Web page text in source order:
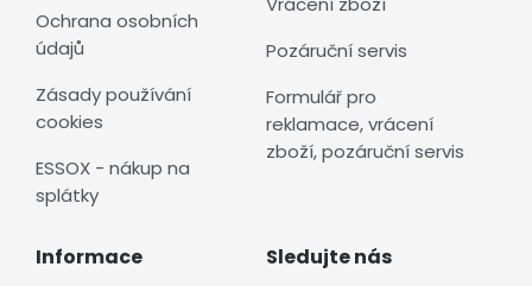
Ochrana osobních
údajů
Zásady používání
cookies
ESSOX - nákup na
splátky
Pozáruční servis
Formulář pro
reklamace, vrácení
zboží, pozáruční servis
Informace Sledujte nás